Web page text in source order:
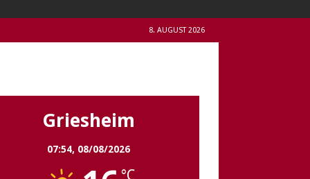
8. AUGUST 2026
Griesheim
07:54, 08/08/2026
°C